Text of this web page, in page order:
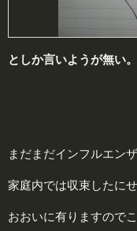
としか言いようが無い。
まだまだインフルエン
家庭内では収束したに
おおいに有りますので